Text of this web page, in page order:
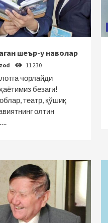
шеър-у наволар
11 230
чорлайди
безаги!
театр, қўшиқ
олтин